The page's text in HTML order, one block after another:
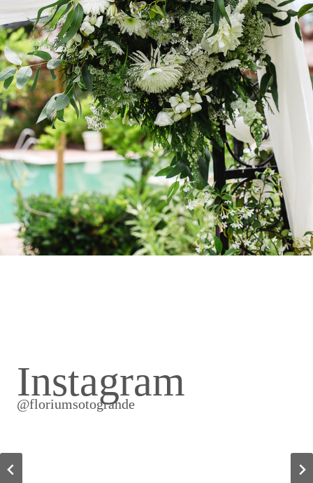
Instagram
@floriumsotogrande